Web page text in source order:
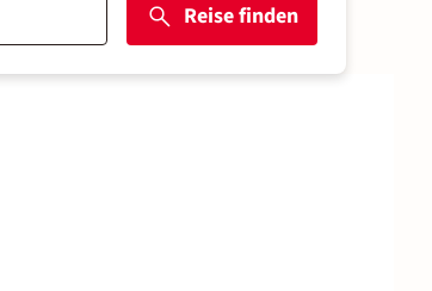
Reise finden